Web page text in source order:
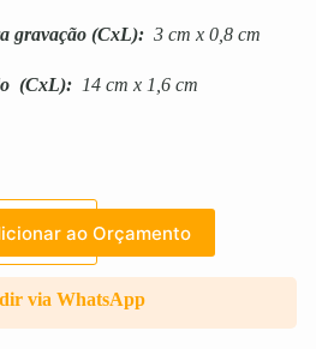
gravação (CxL): 3 cm x 0,8 cm
(CxL): 14 cm x 1,6 cm
ao Orçamento
via WhatsApp